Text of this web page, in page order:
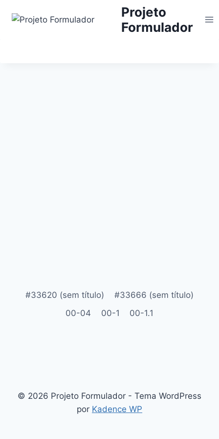
Projeto
Formulador
#33620 (sem título)
#33666 (sem título)
00-04
00-1 00-1.1
© 2026 Projeto Formulador - Tema WordPress
por Kadence WP